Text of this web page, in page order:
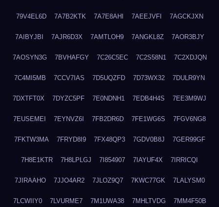
79V4EL6D 7A7B2KTK 7A7E8AHI 7AEEJVFI 7AGCKJXN
7AIBYJBI 7AJR6D3X 7AMTLOH9 7ANGKL8Z 7AOR3BJY
7AOSYN3G 7BVHAFGY 7C26C5EC 7C2S58N1 7C2XDJQN
7C4MI5MB 7CCV7IAS 7D5UQZFD 7D73WX32 7DULR9YN
7DXTFT0X 7DYZC5PF 7E0NDNH1 7EDB4H4S 7EE3M9WJ
7EUSEMEI 7EYNVZ6I 7FB2DR6D 7FE1WG6S 7FGV6NG8
7FKTW3MA 7FRYD8I9 7FX48QP3 7GDV0B8J 7GER99GF
7H8E1KTR 7H8LPLGJ 7I854907 7IAYUF4X 7IRRICQI
7JIRAAHO 7JJO4AR2 7JLOZ9Q7 7KWC77GK 7LALYSM0
7LCWIIY0 7LVURME7 7M1UWA38 7MHLTVDG 7MM4F50B